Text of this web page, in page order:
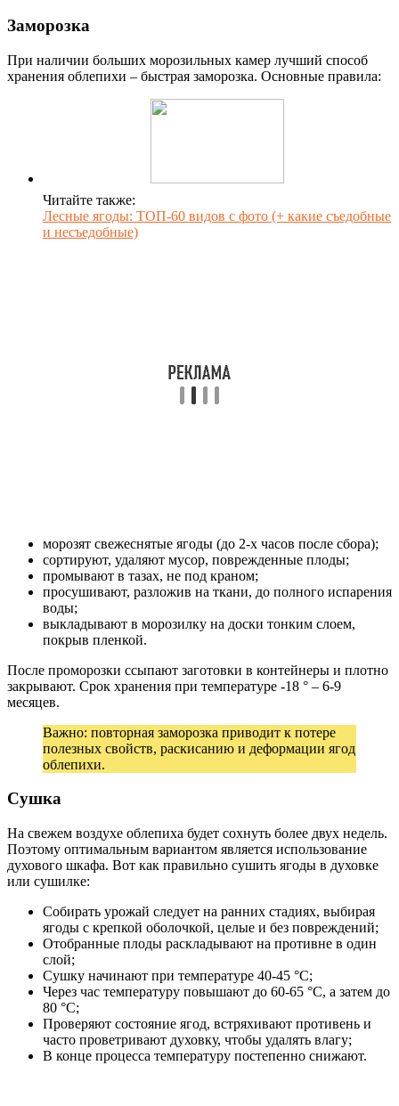
Заморозка
При наличии больших морозильных камер лучший способ
хранения облепихи – быстрая заморозка. Основные правила:
Читайте также:
Лесные ягоды: ТОП-60 видов с фото (+ какие съедобные
и несъедобные)
морозят свежеснятые ягоды (до 2-х часов после сбора);
сортируют, удаляют мусор, поврежденные плоды;
промывают в тазах, не под краном;
просушивают, разложив на ткани, до полного испарения
воды;
выкладывают в морозилку на доски тонким слоем,
покрыв пленкой.
После проморозки ссыпают заготовки в контейнеры и плотно
закрывают. Срок хранения при температуре -18 ° – 6-9
месяцев.
Важно: повторная заморозка приводит к потере
полезных свойств, раскисанию и деформации ягод
облепихи.
Сушка
На свежем воздухе облепиха будет сохнуть более двух недель.
Поэтому оптимальным вариантом является использование
духового шкафа. Вот как правильно сушить ягоды в духовке
или сушилке:
Собирать урожай следует на ранних стадиях, выбирая
ягоды с крепкой оболочкой, целые и без повреждений;
Отобранные плоды раскладывают на противне в один
слой;
Сушку начинают при температуре 40-45 °C;
Через час температуру повышают до 60-65 °C, а затем до
80 °C;
Проверяют состояние ягод, встряхивают противень и
часто проветривают духовку, чтобы удалять влагу;
В конце процесса температуру постепенно снижают.